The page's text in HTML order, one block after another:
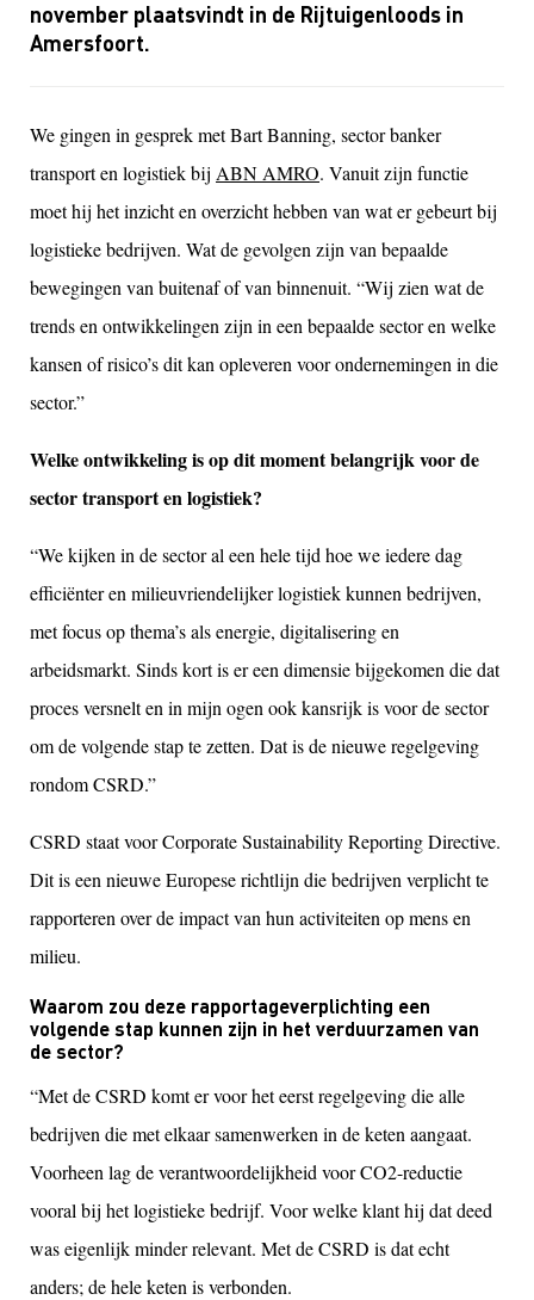
november plaatsvindt in de Rijtuigenloods in
Amersfoort.
We gingen in gesprek met Bart Banning, sector banker
transport en logistiek bij ABN AMRO. Vanuit zijn functie
moet hij het inzicht en overzicht hebben van wat er gebeurt bij
logistieke bedrijven. Wat de gevolgen zijn van bepaalde
bewegingen van buitenaf of van binnenuit. “Wij zien wat de
trends en ontwikkelingen zijn in een bepaalde sector en welke
kansen of risico’s dit kan opleveren voor ondernemingen in die
sector.”
Welke ontwikkeling is op dit moment belangrijk voor de
sector transport en logistiek?
“We kijken in de sector al een hele tijd hoe we iedere dag
efficiënter en milieuvriendelijker logistiek kunnen bedrijven,
met focus op thema’s als energie, digitalisering en
arbeidsmarkt. Sinds kort is er een dimensie bijgekomen die dat
proces versnelt en in mijn ogen ook kansrijk is voor de sector
om de volgende stap te zetten. Dat is de nieuwe regelgeving
rondom CSRD.”
CSRD staat voor Corporate Sustainability Reporting Directive.
Dit is een nieuwe Europese richtlijn die bedrijven verplicht te
rapporteren over de impact van hun activiteiten op mens en
milieu.
Waarom zou deze rapportageverplichting een
volgende stap kunnen zijn in het verduurzamen van
de sector?
“Met de CSRD komt er voor het eerst regelgeving die alle
bedrijven die met elkaar samenwerken in de keten aangaat.
Voorheen lag de verantwoordelijkheid voor CO2-reductie
vooral bij het logistieke bedrijf. Voor welke klant hij dat deed
was eigenlijk minder relevant. Met de CSRD is dat echt
anders; de hele keten is verbonden.